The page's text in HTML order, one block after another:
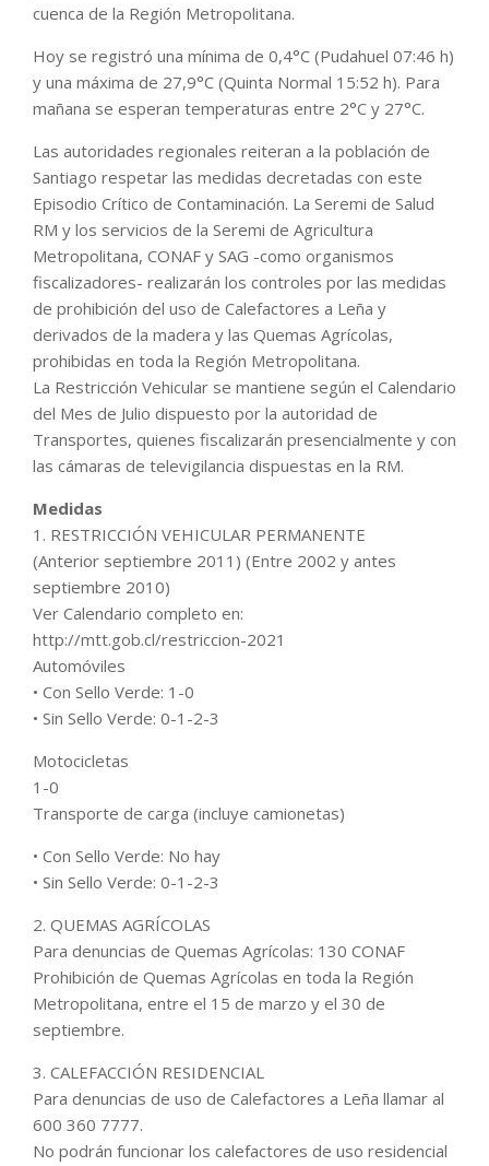
cuenca de la Región Metropolitana.
Hoy se registró una mínima de 0,4°C (Pudahuel 07:46 h)
y una máxima de 27,9°C (Quinta Normal 15:52 h). Para
mañana se esperan temperaturas entre 2°C y 27°C.
Las autoridades regionales reiteran a la población de
Santiago respetar las medidas decretadas con este
Episodio Crítico de Contaminación. La Seremi de Salud
RM y los servicios de la Seremi de Agricultura
Metropolitana, CONAF y SAG -como organismos
fiscalizadores- realizarán los controles por las medidas
de prohibición del uso de Calefactores a Leña y
derivados de la madera y las Quemas Agrícolas,
prohibidas en toda la Región Metropolitana.
La Restricción Vehicular se mantiene según el Calendario
del Mes de Julio dispuesto por la autoridad de
Transportes, quienes fiscalizarán presencialmente y con
las cámaras de televigilancia dispuestas en la RM.
Medidas
1. RESTRICCIÓN VEHICULAR PERMANENTE
(Anterior septiembre 2011) (Entre 2002 y antes
septiembre 2010)
Ver Calendario completo en:
http://mtt.gob.cl/restriccion-2021
Automóviles
• Con Sello Verde: 1-0
• Sin Sello Verde: 0-1-2-3
Motocicletas
1-0
Transporte de carga (incluye camionetas)
• Con Sello Verde: No hay
• Sin Sello Verde: 0-1-2-3
2. QUEMAS AGRÍCOLAS
Para denuncias de Quemas Agrícolas: 130 CONAF
Prohibición de Quemas Agrícolas en toda la Región
Metropolitana, entre el 15 de marzo y el 30 de
septiembre.
3. CALEFACCIÓN RESIDENCIAL
Para denuncias de uso de Calefactores a Leña llamar al
600 360 7777.
No podrán funcionar los calefactores de uso residencial